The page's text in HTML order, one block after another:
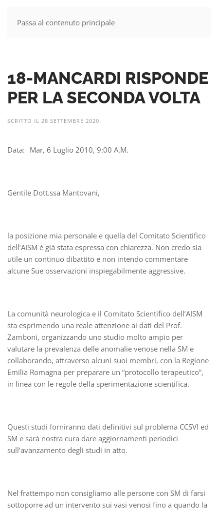
Passa al contenuto principale
MENU
18-MANCARDI RISPONDE
PER LA SECONDA VOLTA
SCRITTO IL 28 SETTEMBRE 2020.
Data: Mar, 6 Luglio 2010, 9:00 A.M.
Gentile Dott.ssa Mantovani,
la posizione mia personale e quella del Comitato Scientifico
dell’AISM è già stata espressa con chiarezza. Non credo sia
utile un continuo dibattito e non intendo commentare
alcune Sue osservazioni inspiegabilmente aggressive.
La comunità neurologica e il Comitato Scientifico dell’AISM
sta esprimendo una reale attenzione ai dati del Prof.
Zamboni, organizzando uno studio molto ampio per
valutare la prevalenza delle anomalie venose nella SM e
collaborando, attraverso alcuni suoi membri, con la Regione
Emilia Romagna per preparare un “protocollo terapeutico”,
in linea con le regole della sperimentazione scientifica.
Questi studi forniranno dati definitivi sul problema CCSVI ed
SM e sarà nostra cura dare aggiornamenti periodici
sull’avanzamento degli studi in atto.
Nel frattempo non consigliamo alle persone con SM di farsi
sottoporre ad un intervento sui vasi venosi fino a quando la